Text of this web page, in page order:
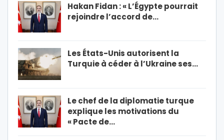
Hakan Fidan : « L’Égypte pourrait
rejoindre l’accord de…
Les États-Unis autorisent la
Turquie à céder à l’Ukraine ses…
Le chef de la diplomatie turque
explique les motivations du
« Pacte de…